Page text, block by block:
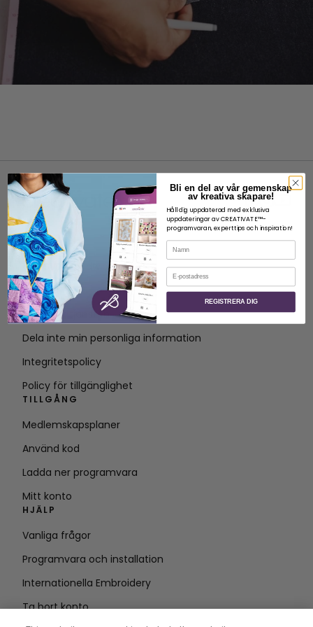
OM
Om SVP Worldwide
Kontakt
Villkor för tjänsten
Dela inte min personliga information
Integritetspolicy
Policy för tillgänglighet
TILLGÅNG
Medlemskapsplaner
Använd kod
Ladda ner programvara
Mitt konto
HJÄLP
Vanliga frågor
Programvara och installation
Internationella Embroidery
Ta bort konto
Bli en del av vår gemenskap
av kreativa skapare!
Håll dig uppdaterad med exklusiva
uppdateringar av CREATIVATE™-
programvaran, experttips och inspiration!
Namn
E-post
REGISTRERA DIG